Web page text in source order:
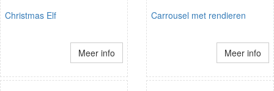
Christmas Elf
Meer info
Carrousel met rendieren
Meer info